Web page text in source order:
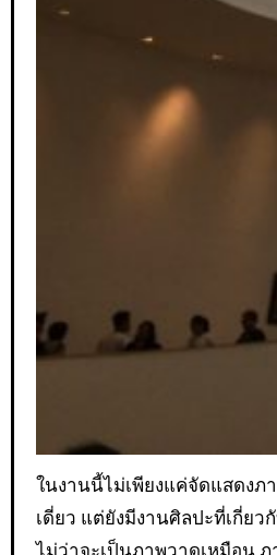
ในงานนี้ไม่เพียงแค่จัดแสดงภ
เดี่ยว แต่ยังมีงานศิลปะที่เกี่ยว
ไม่ว่าจะเป็นภาพวาดเหมือน